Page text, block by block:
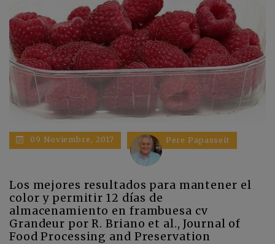
09 Noviembre, 2017 Pere Papasseit
Los mejores resultados para mantener el
color y permitir 12 días de
almacenamiento en frambuesa cv
Grandeur por R. Briano et al., Journal of
Food Processing and Preservation